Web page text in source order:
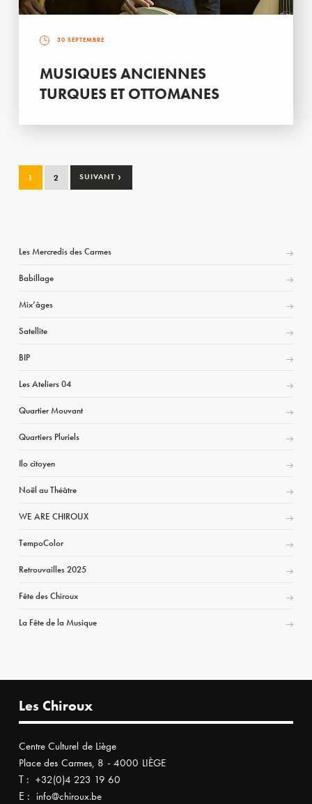
30 SEPTEMBRE
MUSIQUES ANCIENNES
TURQUES ET OTTOMANES
1 2 SUIVANT ›
Les Mercredis des Carmes
Babillage
Mix’âges
Satellite
BIP
Les Ateliers 04
Quartier Mouvant
Quartiers Pluriels
Ilo citoyen
Noël au Théâtre
WE ARE CHIROUX
TempoColor
Retrouvailles 2025
Fête des Chiroux
La Fête de la Musique
Les Chiroux
Centre Culturel de Liège
Place des Carmes, 8 - 4000 LIÈGE
T : +32(0)4 223 19 60
E : info@chiroux.be